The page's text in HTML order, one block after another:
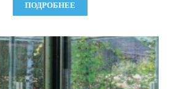
ПОДРОБНЕЕ